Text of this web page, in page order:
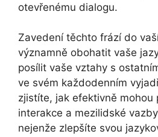
otevřenému dialogu.
Zavedení těchto frází do
významně obohatit vaše
posílit vaše vztahy s
ve svém každodenním
zjistíte, jak efektivně mohou
interakce a mezilidské
nejenže zlepšíte svou